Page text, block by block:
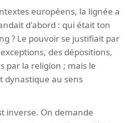
européens, la lignée a
d'abord : qui était ton
? Le pouvoir se justifiait par
des dépositions,
par la religion ; mais le
dynastique au sens
inverse. On demande